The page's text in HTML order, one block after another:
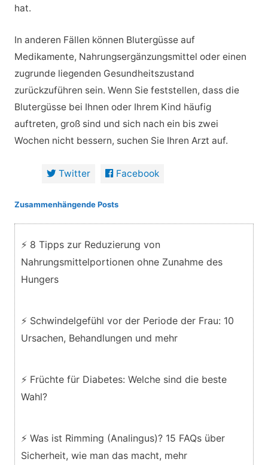
hat.
In anderen Fällen können Blutergüsse auf
Medikamente, Nahrungsergänzungsmittel oder einen
zugrunde liegenden Gesundheitszustand
zurückzuführen sein. Wenn Sie feststellen, dass die
Blutergüsse bei Ihnen oder Ihrem Kind häufig
auftreten, groß sind und sich nach ein bis zwei
Wochen nicht bessern, suchen Sie Ihren Arzt auf.
Twitter Facebook
Zusammenhängende Posts
⚡ 8 Tipps zur Reduzierung von
Nahrungsmittelportionen ohne Zunahme des
Hungers
⚡ Schwindelgefühl vor der Periode der Frau: 10
Ursachen, Behandlungen und mehr
⚡ Früchte für Diabetes: Welche sind die beste
Wahl?
⚡ Was ist Rimming (Analingus)? 15 FAQs über
Sicherheit, wie man das macht, mehr